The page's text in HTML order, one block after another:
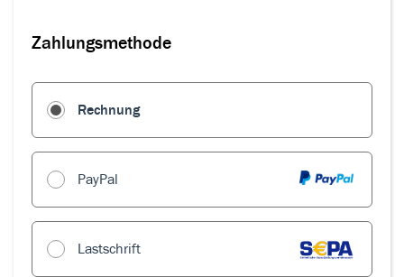
Zahlungsmethode
Rechnung
PayPal
Lastschrift